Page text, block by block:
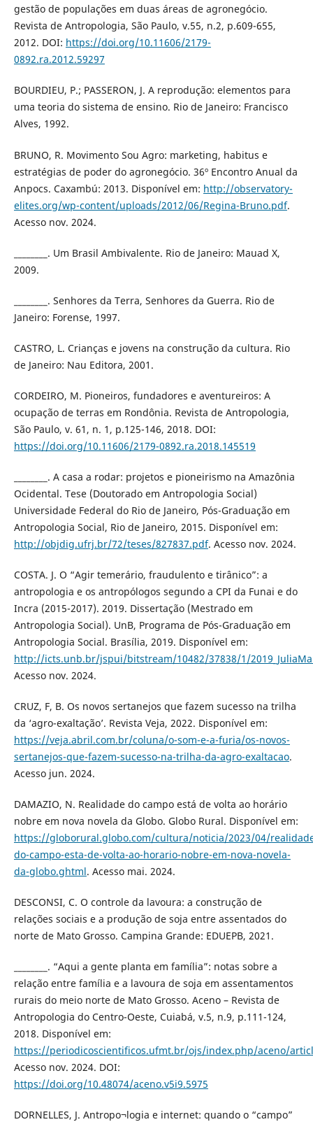
gestão de populações em duas áreas de agronegócio.
Revista de Antropologia, São Paulo, v.55, n.2, p.609-655,
2012. DOI: https://doi.org/10.11606/2179-
0892.ra.2012.59297
BOURDIEU, P.; PASSERON, J. A reprodução: elementos para
uma teoria do sistema de ensino. Rio de Janeiro: Francisco
Alves, 1992.
BRUNO, R. Movimento Sou Agro: marketing, habitus e
estratégias de poder do agronegócio. 36º Encontro Anual da
Anpocs. Caxambú: 2013. Disponível em: http://observatory-
elites.org/wp-content/uploads/2012/06/Regina-Bruno.pdf.
Acesso nov. 2024.
________. Um Brasil Ambivalente. Rio de Janeiro: Mauad X,
2009.
________. Senhores da Terra, Senhores da Guerra. Rio de
Janeiro: Forense, 1997.
CASTRO, L. Crianças e jovens na construção da cultura. Rio
de Janeiro: Nau Editora, 2001.
CORDEIRO, M. Pioneiros, fundadores e aventureiros: A
ocupação de terras em Rondônia. Revista de Antropologia,
São Paulo, v. 61, n. 1, p.125-146, 2018. DOI:
https://doi.org/10.11606/2179-0892.ra.2018.145519
________. A casa a rodar: projetos e pioneirismo na Amazônia
Ocidental. Tese (Doutorado em Antropologia Social)
Universidade Federal do Rio de Janeiro, Pós-Graduação em
Antropologia Social, Rio de Janeiro, 2015. Disponível em:
http://objdig.ufrj.br/72/teses/827837.pdf. Acesso nov. 2024.
COSTA. J. O “Agir temerário, fraudulento e tirânico”: a
antropologia e os antropólogos segundo a CPI da Funai e do
Incra (2015-2017). 2019. Dissertação (Mestrado em
Antropologia Social). UnB, Programa de Pós-Graduação em
Antropologia Social. Brasília, 2019. Disponível em:
http://icts.unb.br/jspui/bitstream/10482/37838/1/
Acesso nov. 2024.
CRUZ, F, B. Os novos sertanejos que fazem sucesso na trilha
da ‘agro-exaltação’. Revista Veja, 2022. Disponível em:
https://veja.abril.com.br/coluna/o-som-e-a-furia/os-novos-
sertanejos-que-fazem-sucesso-na-trilha-da-agro-exaltacao.
Acesso jun. 2024.
DAMAZIO, N. Realidade do campo está de volta ao horário
nobre em nova novela da Globo. Globo Rural. Disponível em:
https://globorural.globo.com/cultura/noticia/2023/04/
do-campo-esta-de-volta-ao-horario-nobre-em-nova-novela-
da-globo.ghtml. Acesso mai. 2024.
DESCONSI, C. O controle da lavoura: a construção de
relações sociais e a produção de soja entre assentados do
norte de Mato Grosso. Campina Grande: EDUEPB, 2021.
________. “Aqui a gente planta em família”: notas sobre a
relação entre família e a lavoura de soja em assentamentos
rurais do meio norte de Mato Grosso. Aceno – Revista de
Antropologia do Centro-Oeste, Cuiabá, v.5, n.9, p.111-124,
2018. Disponível em:
https://periodicoscientificos.ufmt.br/ojs/index.php/aceno/
Acesso nov. 2024. DOI:
https://doi.org/10.48074/aceno.v5i9.5975
DORNELLES, J. Antropo¬logia e internet: quando o “campo”